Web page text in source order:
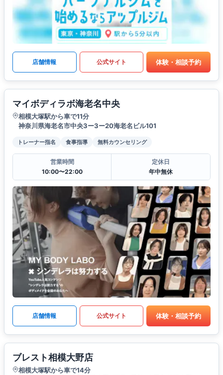
店舗情報 公式サイト 体験・相談予約
マイボディラボ海老名中央
相模大塚駅から車で11分
神奈川県海老名市中央3ー3ー20海老名ビル101
トレーナー指名 食事指導 無料カウンセリング
営業時間
10:00〜22:00
定休日
年中無休
店舗情報 公式サイト 体験・相談予約
ブレスト相模大野店
相模大塚駅から車で14分